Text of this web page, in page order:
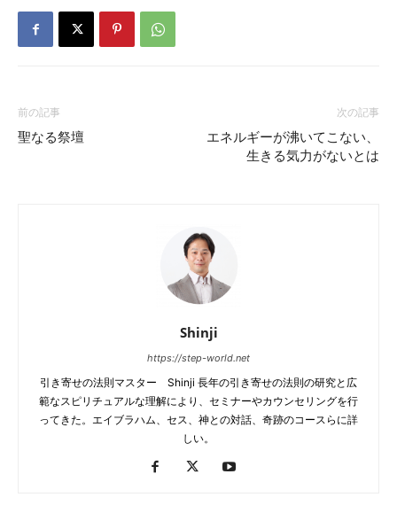
前の記事
聖なる祭壇
次の記事
エネルギーが沸いてこない、
生きる気力がないとは
Shinji
https://step-world.net
引き寄せの法則マスター Shinji 長年の引き寄せの法則の研究と広
範なスピリチュアルな理解により、セミナーやカウンセリングを行
ってきた。エイブラハム、セス、神との対話、奇跡のコースらに詳
しい。